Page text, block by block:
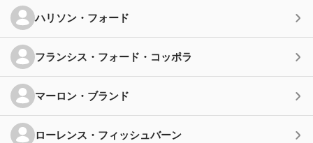
ハリソン・フォード
フランシス・フォード・コッポラ
マーロン・ブランド
ローレンス・フィッシュバーン